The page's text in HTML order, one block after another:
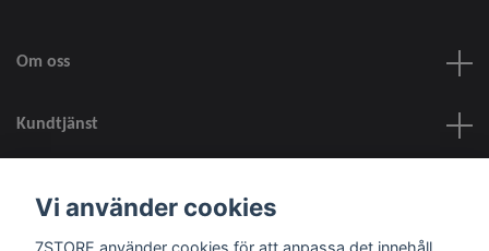
Om oss
Kundtjänst
Vi använder cookies
7STORE använder cookies för att anpassa det innehåll